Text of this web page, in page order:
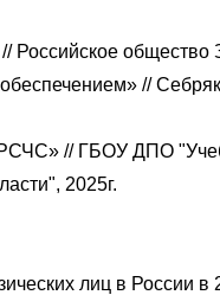
Российское общество
//
// ГБОУ ДПО
2025г.
лиц в России в